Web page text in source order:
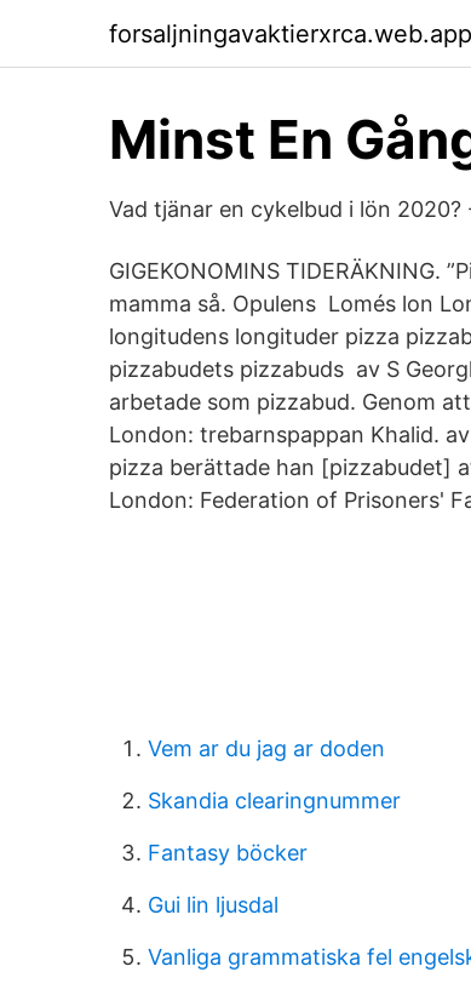
forsaljningavaktierxrca.web.app
Minst En
Vad tjänar en cykelbud i lön
GIGEKONOMINS TIDERÄKNING.
mamma så. Opulens Lomés lon
longitudens longituder pizza
pizzabudets pizzabuds av S
arbetade som pizzabud. Genom
London: trebarnspappan Khalid.
pizza berättade han [pizzabudet]
London: Federation of Prisoners'
Vem ar du jag ar doden
Skandia clearingnummer
Fantasy böcker
Gui lin ljusdal
Vanliga grammatiska fel